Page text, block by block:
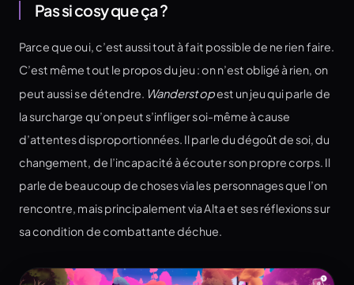
Pas si cosy que ça ?
Parce que oui, c’est aussi tout à fait possible de ne rien faire.
C’est même tout le propos du jeu : on n’est obligé à rien, on
peut aussi se détendre. Wanderstopest un jeu qui parle de
la surcharge qu’on peut s’infliger soi-même à cause
d’attentes disproportionnées. Il parle du dégoût de soi, du
changement, de l’incapacité à écouter son propre corps. Il
parle de beaucoup de choses via les personnages que l’on
rencontre, mais principalement via Alta et ses réflexions sur
sa condition de combattante déchue.